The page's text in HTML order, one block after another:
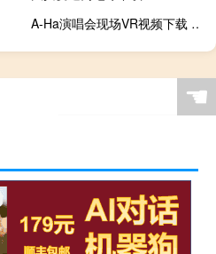
A-Ha演唱会现场VR视频下载 208MB 音乐MV类
☚